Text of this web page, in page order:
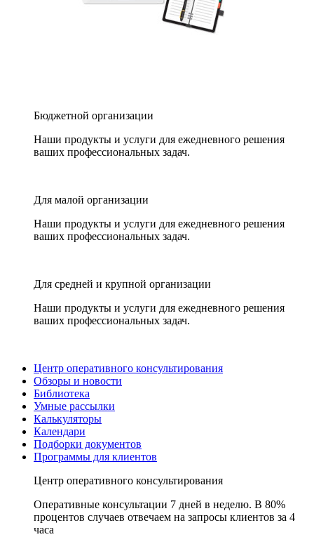
Бюджетной организации
Наши продукты и услуги для ежедневного решения
ваших профессиональных задач.
Для малой организации
Наши продукты и услуги для ежедневного решения
ваших профессиональных задач.
Для средней и крупной организации
Наши продукты и услуги для ежедневного решения
ваших профессиональных задач.
Центр оперативного консультирования
Обзоры и новости
Библиотека
Умные рассылки
Калькуляторы
Календари
Подборки документов
Программы для клиентов
Центр оперативного консультирования
Оперативные консультации 7 дней в неделю. В 80%
процентов случаев отвечаем на запросы клиентов за 4
часа